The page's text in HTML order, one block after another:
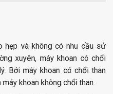
hẹp và không có nhu cầu sử
xuyên, máy khoan có chổi
Bởi máy khoan có chổi than
khoan không chổi than.